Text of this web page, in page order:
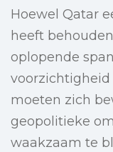
Hoewel Qatar
heeft
oplopende
voorzichtigheid
moeten zich
geopolitieke
waakzaam te